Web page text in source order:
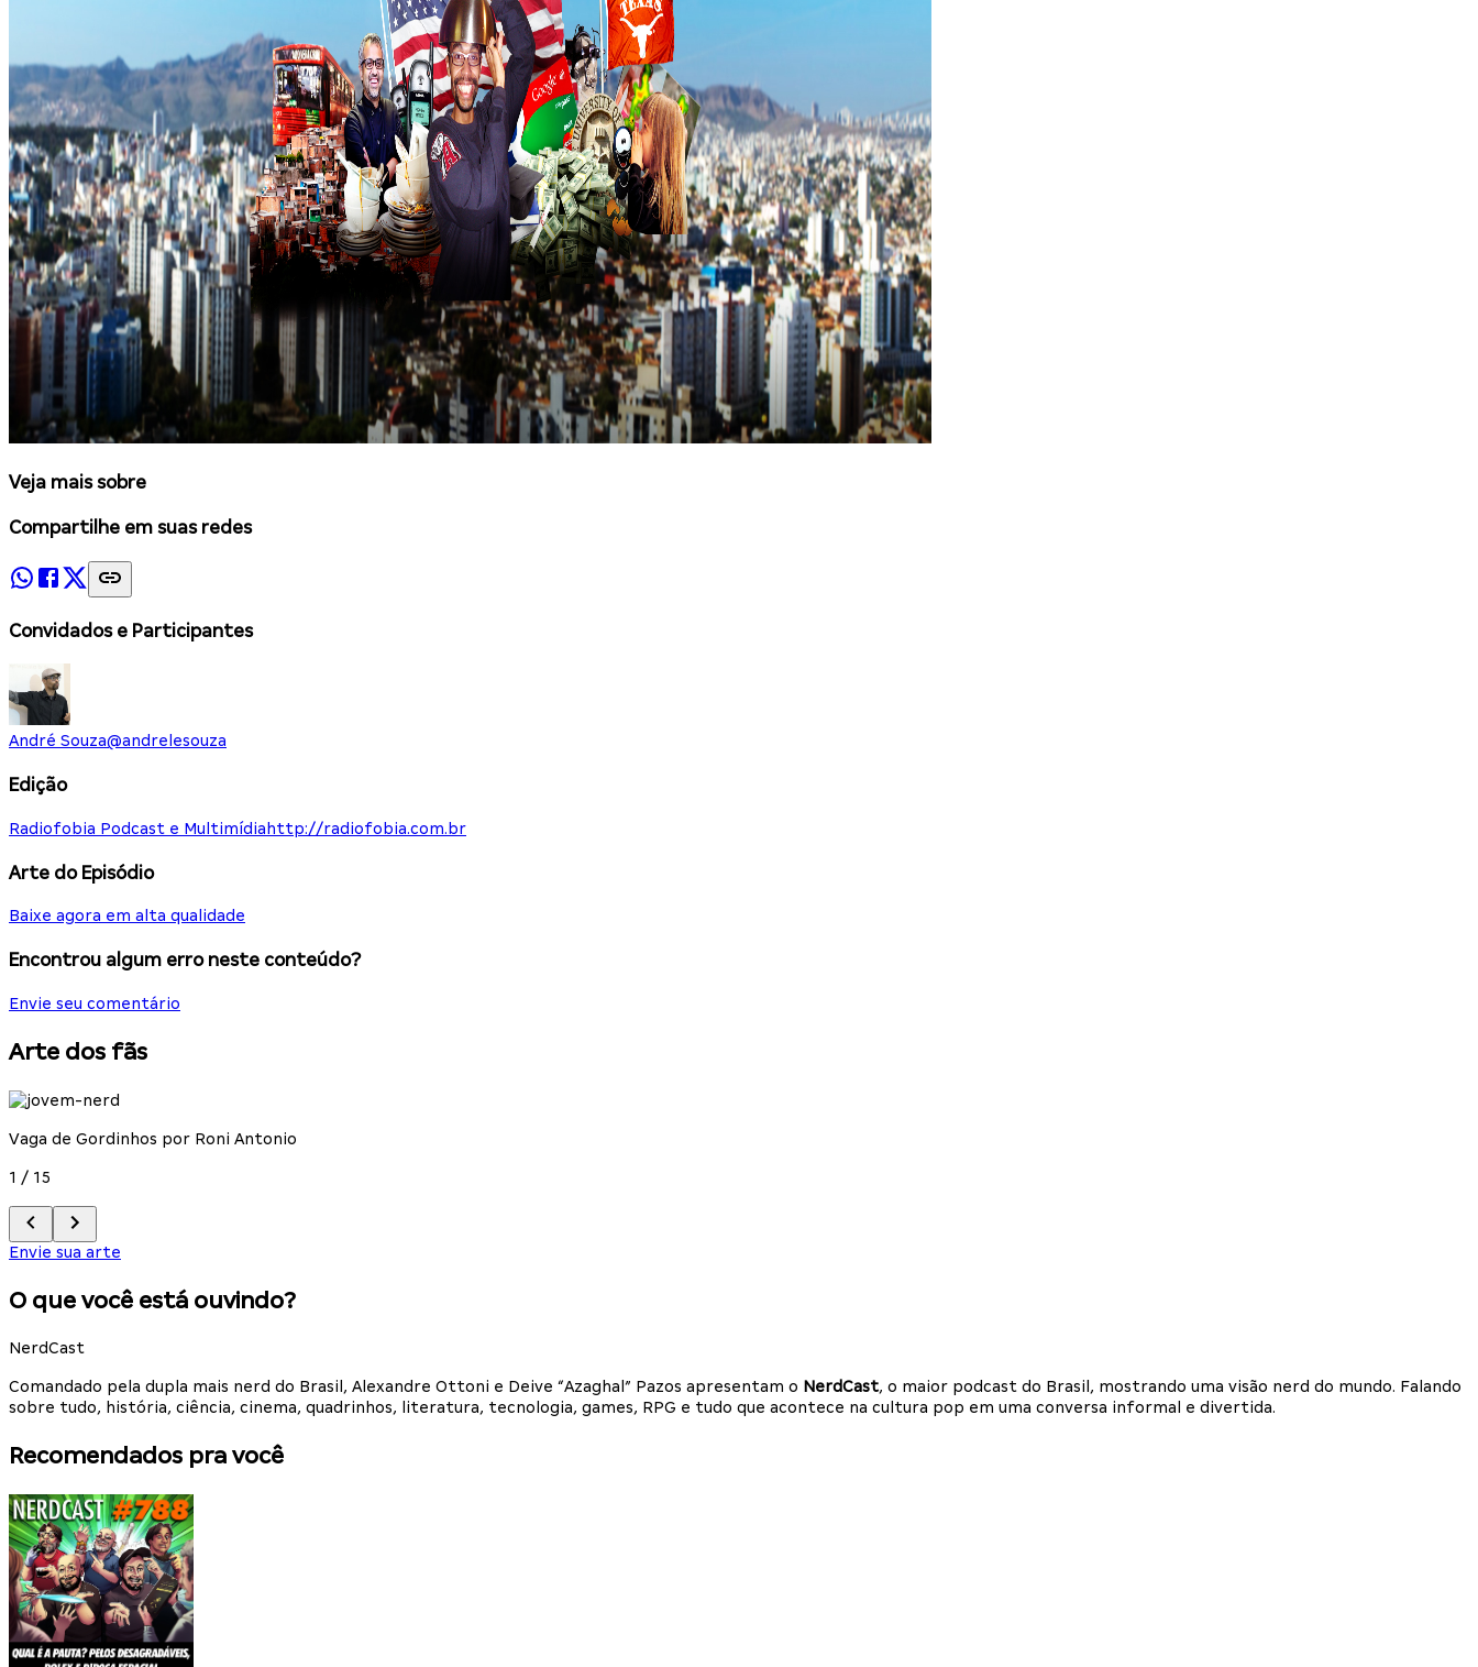
Veja mais sobre
Compartilhe em suas redes
Convidados e Participantes
André Souza@andrelesouza
Edição
Radiofobia Podcast e Multimídia http://radiofobia.com.br
Arte do Episódio
Baixe agora em alta qualidade
Encontrou algum erro neste conteúdo?
Envie seu comentário
Arte dos fãs
Vaga de Gordinhos por Roni Antonio
1 / 15
Envie sua arte
O que você está ouvindo?
NerdCast
Comandado pela dupla mais nerd do Brasil, Alexandre Ottoni e Deive “Azaghal” Pazos apresentam o NerdCast, o maior podcast do Brasil, mostrando uma visão nerd do mundo. Falando
sobre tudo, história, ciência, cinema, quadrinhos, literatura, tecnologia, games, RPG e tudo que acontece na cultura pop em uma conversa informal e divertida.
Recomendados pra você